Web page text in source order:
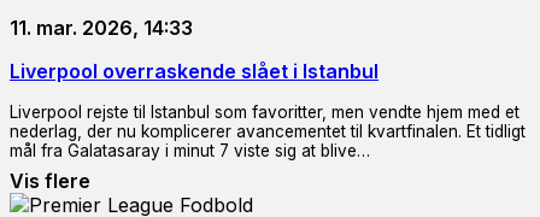
11. mar. 2026, 14:33
Liverpool overraskende slået i Istanbul
Liverpool rejste til Istanbul som favoritter, men vendte hjem med et
nederlag, der nu komplicerer avancementet til kvartfinalen. Et tidligt
mål fra Galatasaray i minut 7 viste sig at blive…
Vis flere